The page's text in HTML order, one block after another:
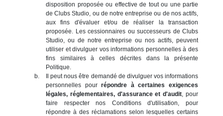
disposition proposée ou effective de tout ou une partie
de Clubs Studio, ou de notre entreprise ou de nos actifs,
aux fins d'évaluer et/ou de réaliser la transaction
proposée. Les cessionnaires ou successeurs de Clubs
Studio, ou de notre entreprise ou nos actifs, peuvent
utiliser et divulguer vos informations personnelles à des
fins similaires à celles décrites dans la présente
Politique.
Il peut nous être demandé de divulguer vos informations
personnelles pourrépondre à certaines exigences
légales, réglementaires, d'assurance et d'audit, pour
faire respecter nos Conditions d'utilisation, pour
répondre à des réclamations selon lesquelles certains